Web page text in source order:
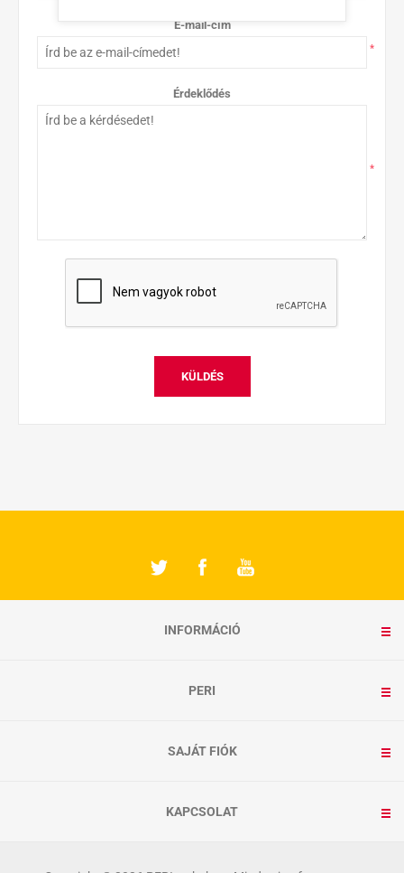
E-mail-cím
*
Érdeklődés
*
KÜLDÉS
INFORMÁCIÓ
PERI
SAJÁT FIÓK
KAPCSOLAT